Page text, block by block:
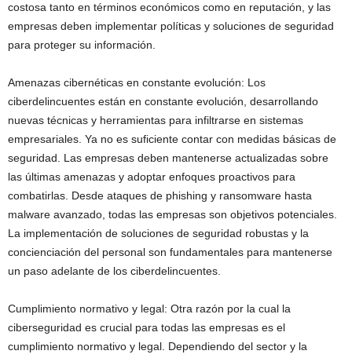
costosa tanto en términos económicos como en reputación, y las
empresas deben implementar políticas y soluciones de seguridad
para proteger su información.
Amenazas cibernéticas en constante evolución: Los
ciberdelincuentes están en constante evolución, desarrollando
nuevas técnicas y herramientas para infiltrarse en sistemas
empresariales. Ya no es suficiente contar con medidas básicas de
seguridad. Las empresas deben mantenerse actualizadas sobre
las últimas amenazas y adoptar enfoques proactivos para
combatirlas. Desde ataques de phishing y ransomware hasta
malware avanzado, todas las empresas son objetivos potenciales.
La implementación de soluciones de seguridad robustas y la
concienciación del personal son fundamentales para mantenerse
un paso adelante de los ciberdelincuentes.
Cumplimiento normativo y legal: Otra razón por la cual la
ciberseguridad es crucial para todas las empresas es el
cumplimiento normativo y legal. Dependiendo del sector y la